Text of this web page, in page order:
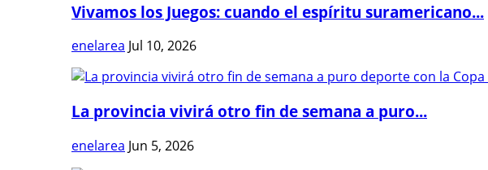
Vivamos los Juegos: cuando el espíritu suramericano...
enelarea Jul 10, 2026
La provincia vivirá otro fin de semana a puro...
enelarea Jun 5, 2026